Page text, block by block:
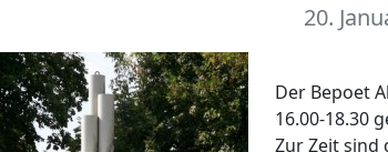
20.
Der Bepoet
16.00-18.30
Zur Zeit sind